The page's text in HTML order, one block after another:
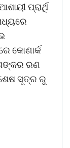
ପ୍ରାର୍ଥି
କୋଣାର୍କ
ରଣ
ସୂତ୍ର ରୁ